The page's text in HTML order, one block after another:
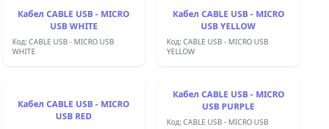
Кабел CABLE USB - MICRO
USB WHITE
Код: CABLE USB - MICRO USB
WHITE
Кабел CABLE USB - MICRO
USB YELLOW
Код: CABLE USB - MICRO USB
YELLOW
Кабел CABLE USB - MICRO
USB RED
Кабел CABLE USB - MICRO
USB PURPLE
Код: CABLE USB - MICRO USB